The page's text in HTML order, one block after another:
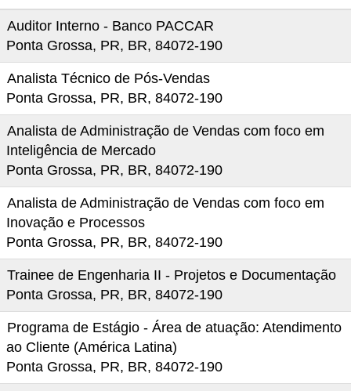
Auditor Interno - Banco PACCAR
Ponta Grossa, PR, BR, 84072-190
Analista Técnico de Pós-Vendas
Ponta Grossa, PR, BR, 84072-190
Analista de Administração de Vendas com foco em
Inteligência de Mercado
Ponta Grossa, PR, BR, 84072-190
Analista de Administração de Vendas com foco em
Inovação e Processos
Ponta Grossa, PR, BR, 84072-190
Trainee de Engenharia II - Projetos e Documentação
Ponta Grossa, PR, BR, 84072-190
Programa de Estágio - Área de atuação: Atendimento
ao Cliente (América Latina)
Ponta Grossa, PR, BR, 84072-190